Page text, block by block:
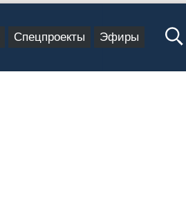
Спецпроекты Эфиры